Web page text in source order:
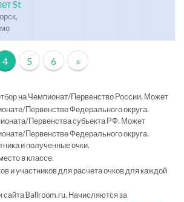
St
4 5 6 »
на Чемпионат/Первенство России. Может
Первенстве Федерального округа.
Первенства субьекта РФ. Может
Первенстве Федерального округа.
и полученные очки.
в классе.
и участников для расчета очков для каждой
сайта Ballroom.ru. Начисляются за